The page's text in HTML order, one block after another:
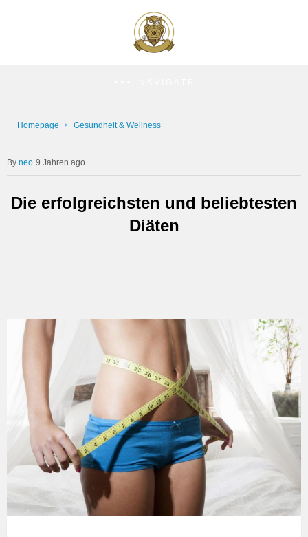
Homepage Gesundheit & Wellness
neo 9 Jahren ago
Die erfolgreichsten und beliebtesten
Diäten